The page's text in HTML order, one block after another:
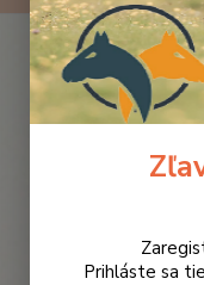
Úvod Značka
Prihláste sa